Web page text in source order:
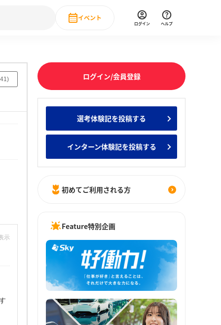
新卒就職人気企業ランキング みんなのインターン人気企業ランキ
・DX現場社員インタビュー
イベント
直近のイベント一覧
ログイン ヘルプ
)
示
ログイン/会員登録
選考体験記を投稿する
インターン体験記を投稿する
初めてご利用される方
Feature特別企画